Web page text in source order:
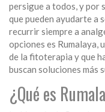
persigue a todos, y por
que pueden ayudarte a
recurrir siempre a
opciones es Rumalaya,
de la fitoterapia y que
buscan soluciones más
¿Qué es